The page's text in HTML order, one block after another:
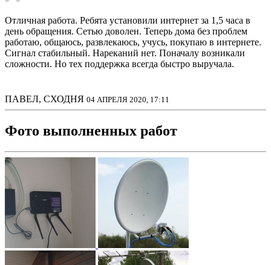
Отличная работа. Ребята установили интернет за 1,5 часа в
день обращения. Сетью доволен. Теперь дома без проблем
работаю, общаюсь, развлекаюсь, учусь, покупаю в интернете.
Сигнал стабильный. Нареканий нет. Поначалу возникали
сложности. Но тех поддержка всегда быстро выручала.
ПАВЕЛ, СХОДНЯ 04 АПРЕЛЯ 2020, 17:11
Фото выполненных работ